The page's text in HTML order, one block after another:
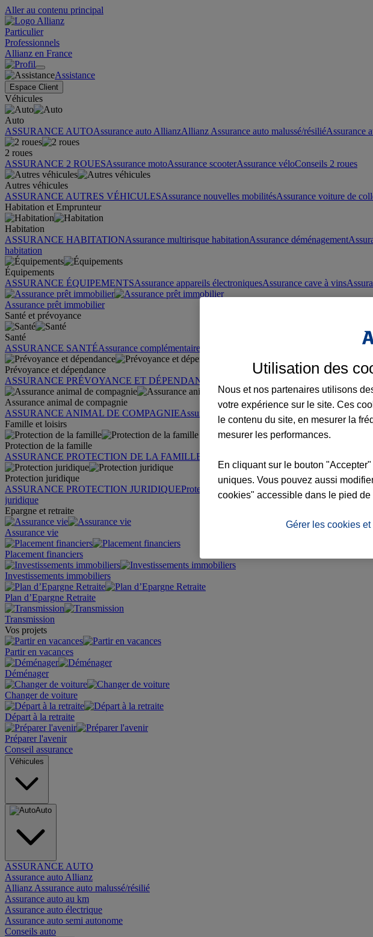
Aller au contenu principal
Particulier
Professionnels
Allianz en France
Assistance
Espace Client
Véhicules
Auto
ASSURANCE AUTOAssurance auto AllianzAllianz Assurance auto malussé/résiliéAssurance
2 roues
ASSURANCE 2 ROUESAssurance motoAssurance scooterAssurance véloConseils 2 roues
Autres véhicules
ASSURANCE AUTRES VÉHICULESAssurance nouvelles mobilitésAssurance voiture de
Habitation et Emprunteur
Habitation
ASSURANCE HABITATIONAssurance multirisque habitationAssurance déménagement
habitation
Équipements
ASSURANCE ÉQUIPEMENTSAssurance appareils électroniquesAssurance cave à vins
Assurance prêt immobilier
Santé et prévoyance
Santé
ASSURANCE SANTÉAssurance complémentaire santé
Prévoyance et dépendance
ASSURANCE PRÉVOYANCE ET DÉPENDANCE
Assurance animal de compagnie
ASSURANCE ANIMAL DE COMPAGNIEAssurance chien Assurance chat
Conseils animal
Famille et loisirs
Protection de la famille
ASSURANCE PROTECTION DE LA FAMILLE
Protection juridique
ASSURANCE PROTECTION JURIDIQUEProtection juridique particuliers Protection
juridique
Epargne et retraite
Assurance vie
Placement financiers
Investissements immobiliers
Plan d’Epargne Retraite
Transmission
Vos projets
Partir en vacances
Déménager
Changer de voiture
Départ à la retraite
Préparer l'avenir
Conseil assurance
Véhicules
Auto
ASSURANCE AUTO
Assurance auto Allianz
Allianz Assurance auto malussé/résilié
Assurance auto au km
Assurance auto électrique
Assurance auto semi autonome
Conseils auto
Utilisation des
Nous et nos partenaires utilisons
votre expérience sur le site. Ces
le contenu du site, en mesurer la
mesurer les performances.
En cliquant sur le bouton
uniques. Vous pouvez aussi
cookies" accessible dans le pied de
Gérer les cookies